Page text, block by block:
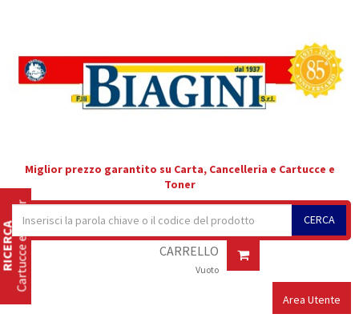
Miglior prezzo garantito su Carta, Cancelleria e Cartucce e
Toner
CERCA
CARRELLO
Vuoto
Area Utente
Cartucce e Toner